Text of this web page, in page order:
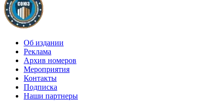
Об издании
Реклама
Архив номеров
Мероприятия
Контакты
Подписка
Наши партнеры